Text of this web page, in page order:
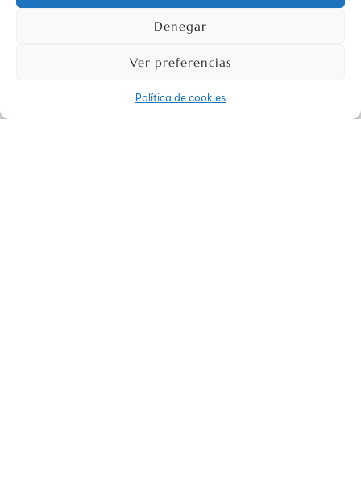
Denegar
Ver preferencias
Política de cookies
padecen trastorno afectivo estacional para que
comprendan lo que les pasa y aprendan a detectar los
antes de ocurra, así como enseñarles técnicas para mejorar
emocional durante los meses de invierno.